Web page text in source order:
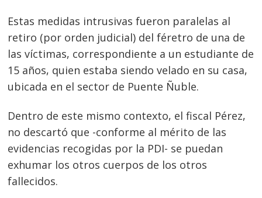
Estas medidas intrusivas fueron paralelas al
retiro (por orden judicial) del féretro de una de
las víctimas, correspondiente a un estudiante de
15 años, quien estaba siendo velado en su casa,
ubicada en el sector de Puente Ñuble.
Dentro de este mismo contexto, el fiscal Pérez,
no descartó que -conforme al mérito de las
evidencias recogidas por la PDI- se puedan
exhumar los otros cuerpos de los otros
fallecidos.